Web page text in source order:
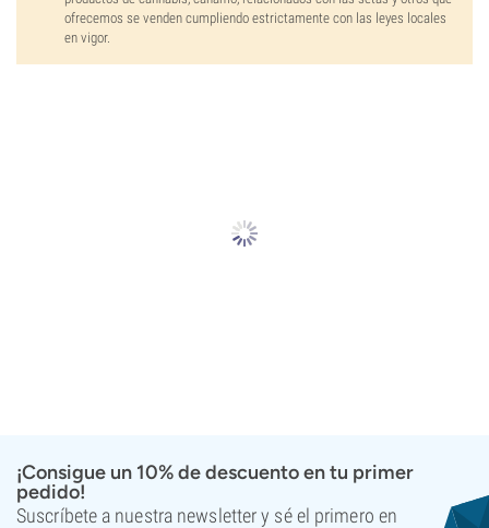
ofrecemos se venden cumpliendo estrictamente con las leyes locales
en vigor.
¡Consigue un 10% de descuento en tu primer
pedido!
Suscríbete a nuestra newsletter y sé el primero en